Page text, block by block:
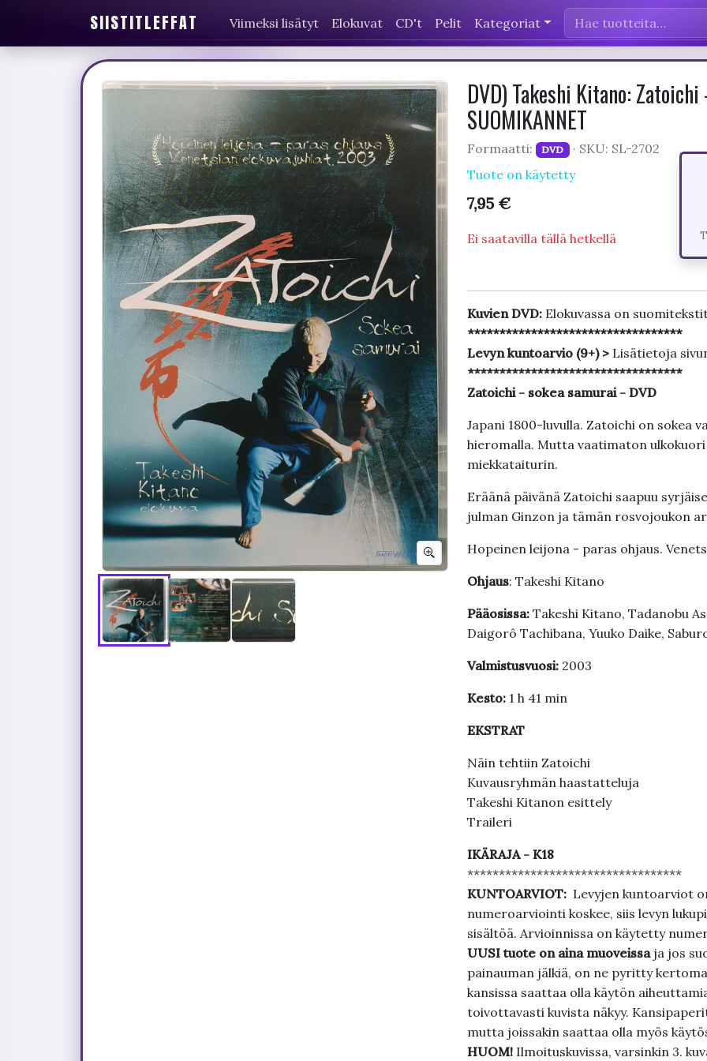
SIISTITLEFFAT Viimeksi lisätyt Elokuvat CD't Pelit Kategoriat
DVD) Takeshi Kitano:
SUOMIKANNET
Formaatti: DVD
· SKU: SL-2702
Tuote on käytetty
7,95 €
Ei saatavilla tällä hetkellä
Kuvien DVD: Elokuvassa on
**********************************
Levyn kuntoarvio (9+) > Lisätietoja
**********************************
Zatoichi - sokea samurai - DVD
Japani 1800-luvulla. Zatoichi on sokea
hieromalla. Mutta vaatimaton
miekkataiturin.
Eräänä päivänä Zatoichi saapuu
julman Ginzon ja tämän rosvojoukon
Hopeinen leijona - paras ohjaus.
Ohjaus: Takeshi Kitano
Pääosissa: Takeshi Kitano, Tadanobu
Daigorô Tachibana, Yuuko Daike,
Valmistusvuosi: 2003
Kesto:1 h 41 min
EKSTRAT
Näin tehtiin Zatoichi
Kuvausryhmän haastatteluja
Takeshi Kitanon esittely
Traileri
IKÄRAJA - K18
**********************************
KUNTOARVIOT: Levyjen kuntoarviot
numeroarviointi koskee, siis levyn
sisältöä. Arvioinnissa on käytetty
UUSI tuote on aina muoveissa ja jos
painauman jälkiä, on ne pyritty
kansissa saattaa olla käytön
toivottavasti kuvista näkyy.
mutta joissakin saattaa olla myös
HUOM!Ilmoituskuvissa, varsinkin 3.